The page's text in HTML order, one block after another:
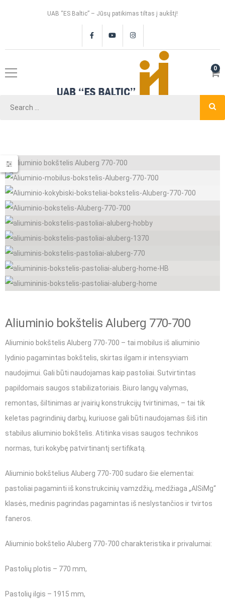
UAB “ES Baltic” – Jūsų patikimas tiltas į aukštį!
0
Aliuminio bokštelis Aluberg 770-700
Aliuminio bokštelis Aluberg 770-700 – tai mobilus iš aliuminio
lydinio pagamintas bokštelis, skirtas ilgam ir intensyviam
naudojimui. Gali būti naudojamas kaip pastoliai. Sutvirtintas
papildomais saugos stabilizatoriais. Biuro langų valymas,
remontas, šiltinimas ar įvairių konstrukcijų tvirtinimas, – tai tik
keletas pagrindinių darbų, kuriuose gali būti naudojamas šiš itin
stabilus aliuminio bokštelis. Atitinka visas saugos technikos
normas, turi kokybę patvirtinantį sertifikatą.
Aliuminio bokštelius Aluberg 770-700 sudaro šie elementai:
pastoliai pagaminti iš konstrukcinių vamzdžių, medžiaga „AlSiMg“
klasės, medinis pagrindas pagamintas iš neslystančios ir tvirtos
faneros.
Aliuminio bokštelio Aluberg 770-700 charakteristika ir privalumai:
Pastolių plotis – 770 mm,
Pastolių ilgis – 1915 mm,